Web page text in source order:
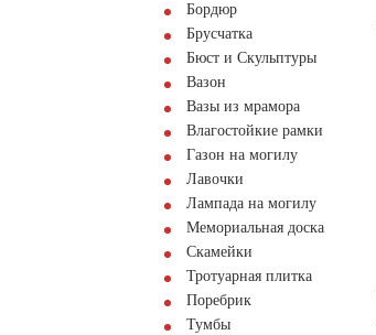
Бордюр
Брусчатка
Бюст и Скульптуры
Вазон
Вазы из мрамора
Влагостойкие рамки
Газон на могилу
Лавочки
Лампада на могилу
Мемориальная доска
Скамейки
Тротуарная плитка
Поребрик
Тумбы